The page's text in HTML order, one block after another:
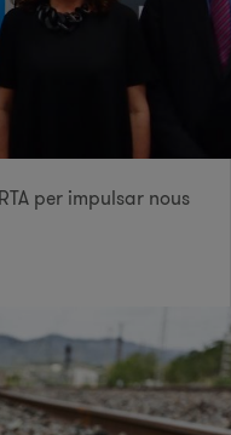
per impulsar nous